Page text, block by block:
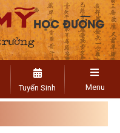
Tuyển Sinh Menu